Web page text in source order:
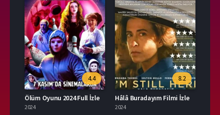
4.4
Ölüm Oyunu 2024 Full İzle
2024
8.2
Hâlâ Buradayım Filmi İzle
2024